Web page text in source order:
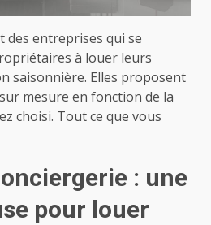
des entreprises qui se
à louer leurs
saisonnière. Elles proposent
mesure en fonction de la
choisi. Tout ce que vous
: une
pour louer